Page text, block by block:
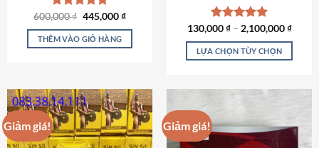
Được xếp
hạng5.00
5 sao
600,000₫ Giá
là:
600,000 ₫.
445,000₫Giá
tại
THÊM VÀO GIỎ HÀNG
Được xếp
hạng5.00
5 sao
130,000₫– 2,100,000₫
LỰA CHỌN TÙY CHỌN
nhiều
biến
Giảm giá! Giảm giá!